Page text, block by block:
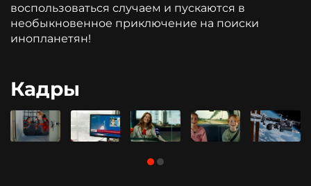
воспользоваться случаем и пускаются в
необыкновенное приключение на поиски
инопланетян!
Кадры